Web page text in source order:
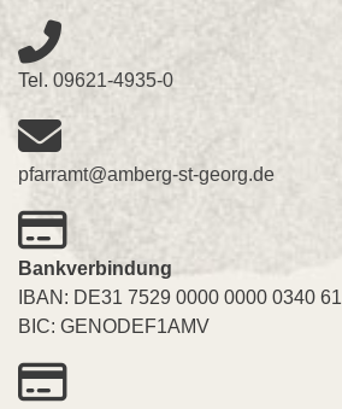
Tel. 09621-4935-0
pfarramt@amberg-st-georg.de
Bankverbindung
IBAN: DE31 7529 0000 0000 0340 61
BIC: GENODEF1AMV